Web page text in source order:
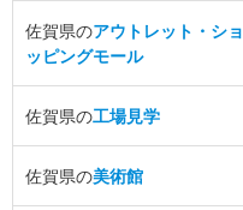
佐賀県のアウトレット・ショ
ッピングモール
佐賀県の工場見学
佐賀県の美術館